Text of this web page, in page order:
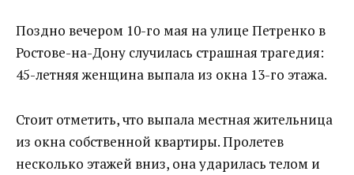
Поздно вечером 10-го мая на улице Петренко в
Ростове-на-Дону случилась страшная трагедия:
45-летняя женщина выпала из окна 13-го этажа.
Стоит отметить, что выпала местная жительница
из окна собственной квартиры. Пролетев
несколько этажей вниз, она ударилась телом и